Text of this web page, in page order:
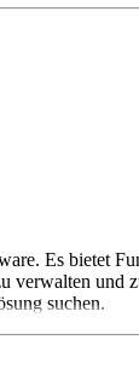
Es bietet
verwalten
suchen.